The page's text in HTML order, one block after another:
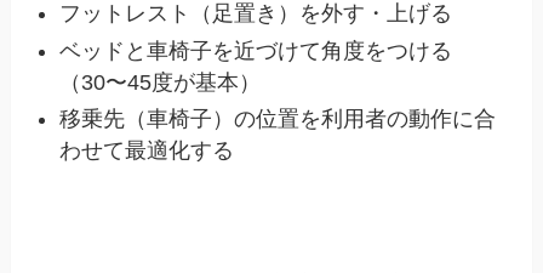
フットレスト（足置き）を外す・上げる
ベッドと車椅子を近づけて角度をつける
（30〜45度が基本）
移乗先（車椅子）の位置を利用者の動作に合
わせて最適化する